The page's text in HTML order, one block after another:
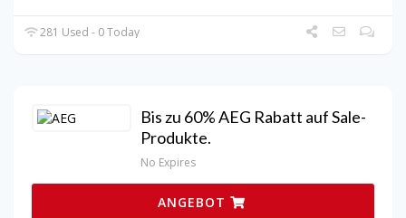
281 Used - 0 Today
Bis zu 60% AEG Rabatt auf Sale-
Produkte.
No Expires
ANGEBOT